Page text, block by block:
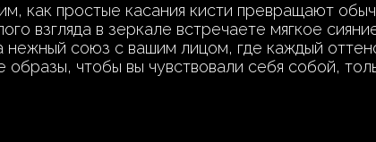
как простые касания кисти превращают
взгляда в зеркале встречаете мягкое
союз с вашим лицом, где каждый
образы, чтобы вы чувствовали себя собой,